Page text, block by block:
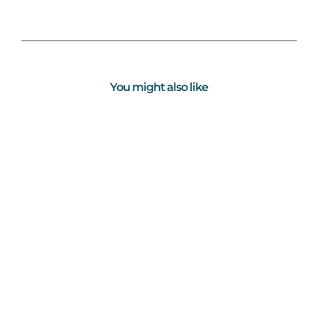
You might also like